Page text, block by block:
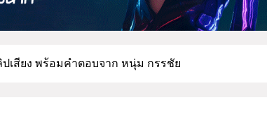
เสียง พร้อมคำตอบจาก หนุ่ม กรรชัย